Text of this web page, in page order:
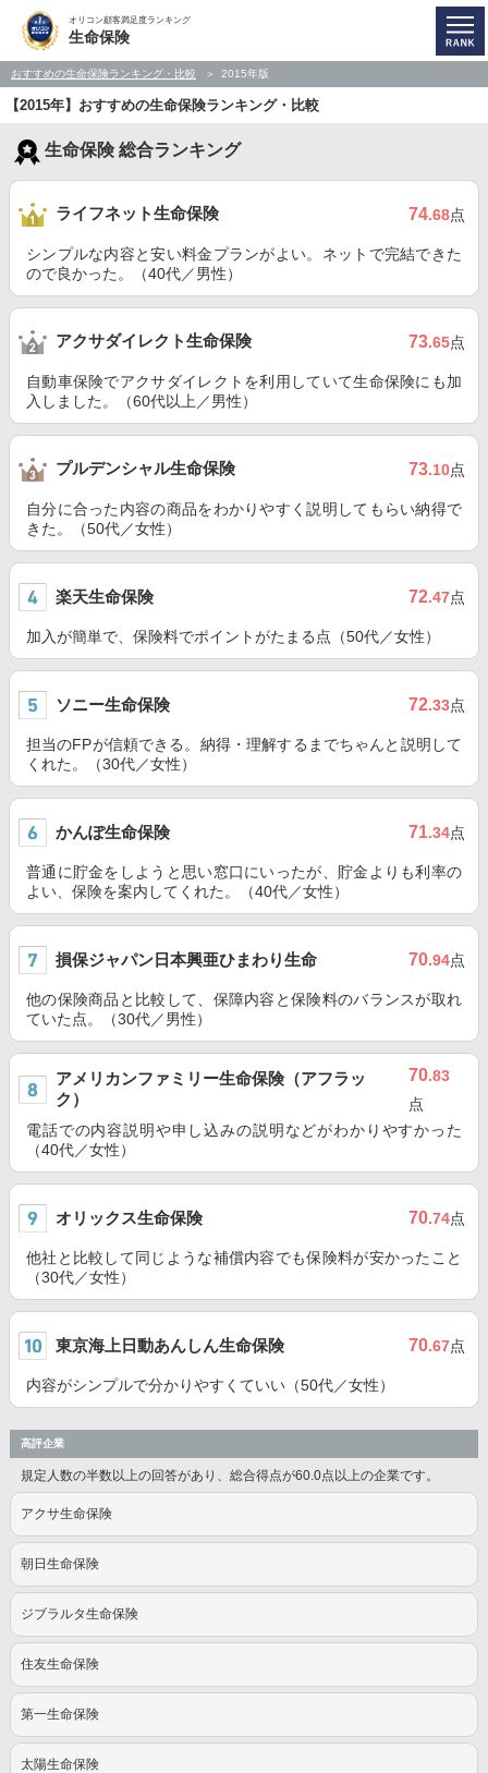
オリコン顧客満足度ランキング
生命保険
おすすめの生命保険ランキング・比較 2015年版
【2015年】おすすめの生命保険ランキング・比較
生命保険 総合ランキング
ライフネット生命保険 74.68点
シンプルな内容と安い料金プランがよい。ネットで完結できた
ので良かった。（40代／男性）
アクサダイレクト生命保険 73.65点
自動車保険でアクサダイレクトを利用していて生命保険にも加
入しました。（60代以上／男性）
プルデンシャル生命保険 73.10点
自分に合った内容の商品をわかりやすく説明してもらい納得で
きた。（50代／女性）
楽天生命保険 72.47点
加入が簡単で、保険料でポイントがたまる点（50代／女性）
ソニー生命保険 72.33点
担当のFPが信頼できる。納得・理解するまでちゃんと説明して
くれた。（30代／女性）
かんぽ生命保険 71.34点
普通に貯金をしようと思い窓口にいったが、貯金よりも利率の
よい、保険を案内してくれた。（40代／女性）
損保ジャパン日本興亜ひまわり生命 70.94点
他の保険商品と比較して、保障内容と保険料のバランスが取れ
ていた点。（30代／男性）
アメリカンファミリー生命保険（アフラッ
ク）
70.83
点
電話での内容説明や申し込みの説明などがわかりやすかった
（40代／女性）
オリックス生命保険 70.74点
他社と比較して同じような補償内容でも保険料が安かったこと
（30代／女性）
東京海上日動あんしん生命保険 70.67点
内容がシンプルで分かりやすくていい（50代／女性）
高評企業
規定人数の半数以上の回答があり、総合得点が60.0点以上の企業です。
アクサ生命保険
朝日生命保険
ジブラルタ生命保険
住友生命保険
第一生命保険
太陽生命保険